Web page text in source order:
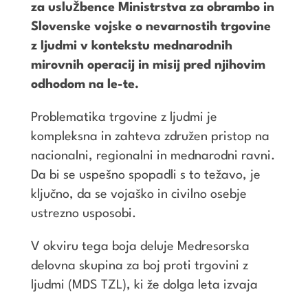
za uslužbence Ministrstva za obrambo in
Slovenske vojske o nevarnostih trgovine
z ljudmi v kontekstu mednarodnih
mirovnih operacij in misij pred njihovim
odhodom na le-te.
Problematika trgovine z ljudmi je
kompleksna in zahteva združen pristop na
nacionalni, regionalni in mednarodni ravni.
Da bi se uspešno spopadli s to težavo, je
ključno, da se vojaško in civilno osebje
ustrezno usposobi.
V okviru tega boja deluje Medresorska
delovna skupina za boj proti trgovini z
ljudmi (MDS TZL), ki že dolga leta izvaja